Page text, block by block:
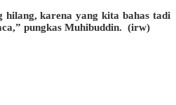
hilang, karena yang kita bahas tadi
pungkas Muhibuddin. (irw)